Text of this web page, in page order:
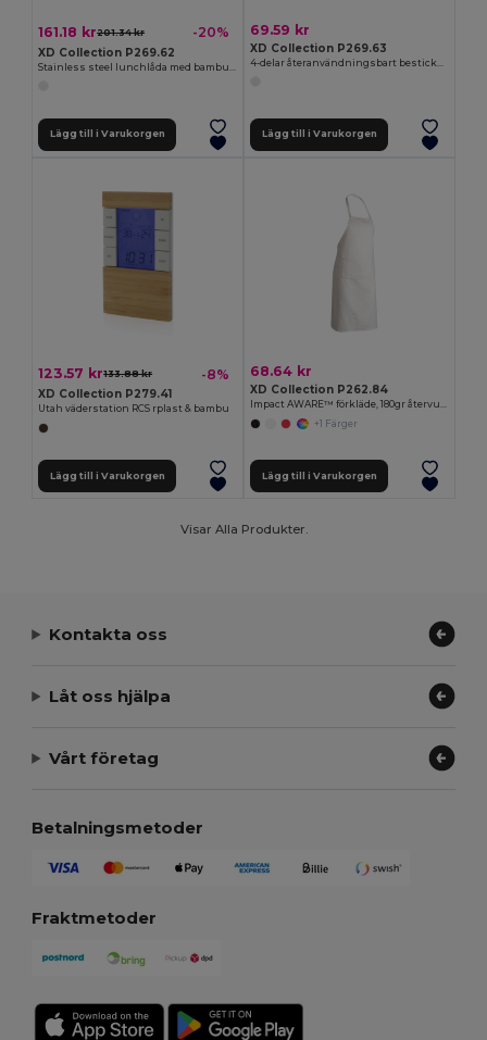
161.18 kr201.34 kr -20%
XD Collection P269.62
Lägg till i Varukorgen
69.59 kr
XD Collection P269.63
Lägg till i Varukorgen
123.57 kr133.88 kr -8%
XD Collection P279.41
Utah väderstation RCS rplast & bambu
Lägg till i Varukorgen
68.64 kr
XD Collection P262.84
Impact AWARE™ förkläde, 180gr återvunnen bomull
+1 Färger
Lägg till i Varukorgen
Visar Alla Produkter.
Kontakta oss
Låt oss hjälpa
Vårt företag
Betalningsmetoder
Fraktmetoder